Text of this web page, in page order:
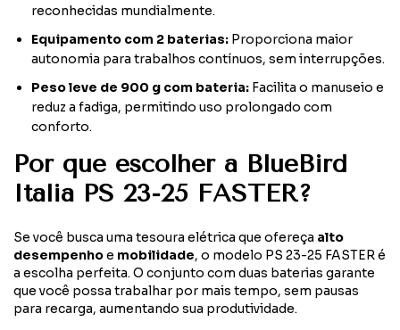
reconhecidas mundialmente.
Equipamento com 2 baterias: Proporciona maior
autonomia para trabalhos contínuos, sem interrupções.
Peso leve de 900 g com bateria: Facilita o manuseio e
reduz a fadiga, permitindo uso prolongado com
conforto.
Por que escolher a BlueBird
Italia PS 23-25 FASTER?
Se você busca uma tesoura elétrica que ofereça alto
desempenhoe mobilidade, o modelo PS 23-25 FASTER é
a escolha perfeita. O conjunto com duas baterias garante
que você possa trabalhar por mais tempo, sem pausas
para recarga, aumentando sua produtividade.